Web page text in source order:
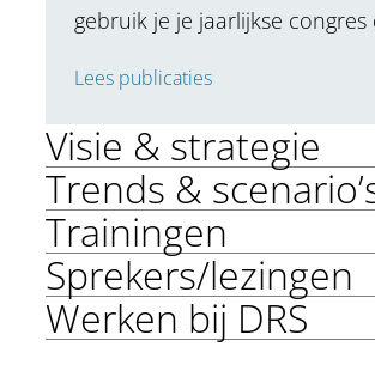
gebruik je je jaarlijkse
Lees publicaties
Visie & strategie
Trends &
Trainingen
Sprekers/lezingen
Werken bij DRS